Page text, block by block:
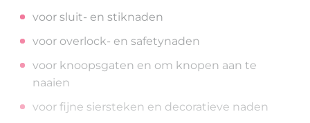
voor sluit- en stiknaden
voor overlock- en safetynaden
voor knoopsgaten en om knopen aan te
naaien
voor fijne siersteken en decoratieve naden